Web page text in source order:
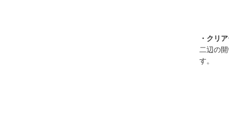
・クリ
二辺の
す。